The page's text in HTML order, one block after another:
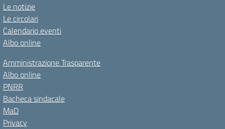
Le notizie
Le circolari
Calendario eventi
Albo online
Amministrazione Trasparente
Albo online
PNRR
Bacheca sindacale
MaD
Privacy